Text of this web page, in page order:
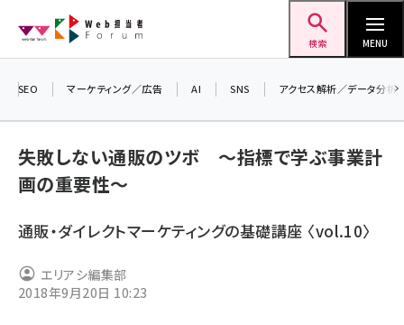
ン
検索 MENU
ai (2804)
youtube (2429)
note (2312)
SEO マーケティング／広告 AI SNS アクセス解析／データ分析
失敗しない通販のツボ ～指標で学ぶ事業計
画の重要性～
通販・ダイレクトマーケティングの基礎講座 〈vol.10〉
エリアシ編集部
2018年9月20日 10:23
差